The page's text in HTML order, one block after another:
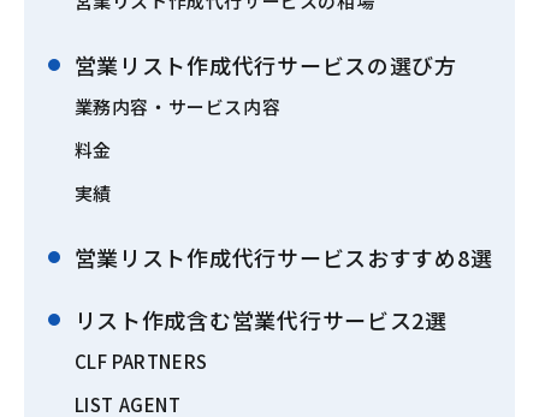
営業リスト作成代行サービスの選び方
業務内容・サービス内容
料金
実績
営業リスト作成代行サービスおすすめ8選
リスト作成含む営業代行サービス2選
CLF PARTNERS
LIST AGENT